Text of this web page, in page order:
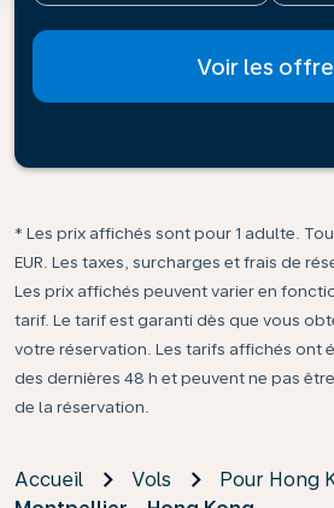
Voir les
* Les prix affichés sont pour 1 adulte.
EUR. Les taxes, surcharges et frais de
Les prix affichés peuvent varier en
tarif. Le tarif est garanti dès que vous
votre réservation. Les tarifs affichés ont
des dernières 48 h et peuvent ne pas
de la réservation.
Accueil Vols
Pour Hong